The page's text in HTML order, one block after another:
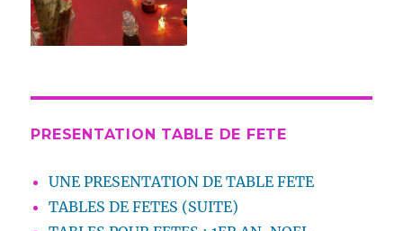
PRESENTATION TABLE DE FETE
UNE PRESENTATION DE TABLE FETE
TABLES DE FETES (SUITE)